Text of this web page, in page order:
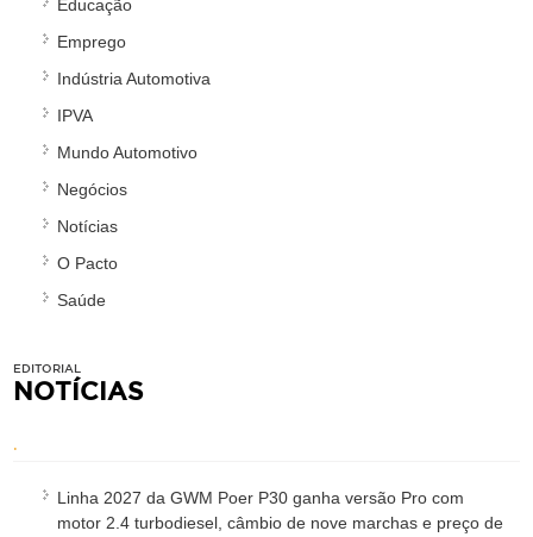
Educação
Emprego
Indústria Automotiva
IPVA
Mundo Automotivo
Negócios
Notícias
O Pacto
Saúde
EDITORIAL
NOTÍCIAS
.
Linha 2027 da GWM Poer P30 ganha versão Pro com
motor 2.4 turbodiesel, câmbio de nove marchas e preço de